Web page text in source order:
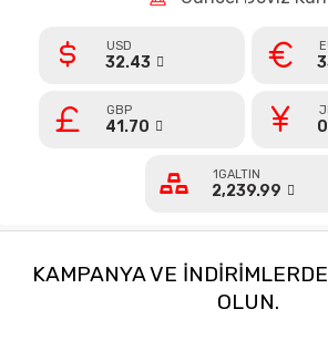
USD
32.43
GBP
41.70
1GALTIN
2,239.99
KAMPANYA VE
OLUN.